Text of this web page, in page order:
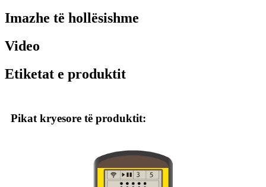
Imazhe të hollësishme
Video
Etiketat e produktit
Pikat kryesore të produktit: